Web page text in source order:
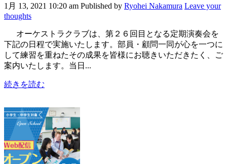
1月 13, 2021 10:20 am Published by Ryohei Nakamura Leave your
thoughts
オーケストラクラブは、第２６回目となる定期演奏会を
下記の日程で実施いたします。部員・顧問一同が心を一つに
して練習を重ねたその成果を皆様にお聴きいただきたく、ご
案内いたします。当日...
続きを読む